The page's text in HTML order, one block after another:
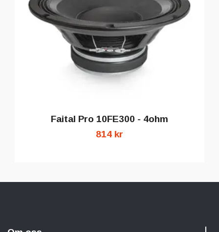
Faital Pro 10FE300 - 4ohm
814 kr